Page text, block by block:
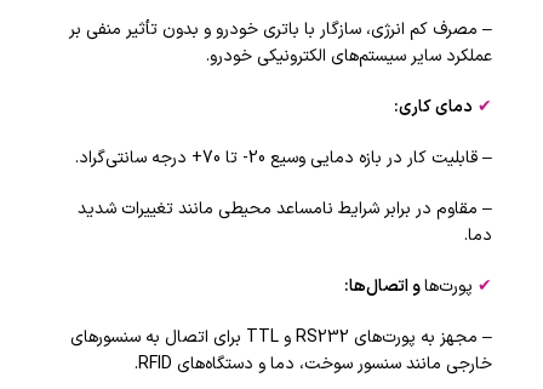
– مصرف کم انرژی، سازگار با باتری خودرو و بدون تأثیر منفی بر
عملکرد سایر سیستم‌های الکترونیکی خودرو.
✔ دمای کاری:
– قابلیت کار در بازه دمایی وسیع 20- تا 70+ درجه سانتی‌گراد.
– مقاوم در برابر شرایط نامساعد محیطی مانند تغییرات شدید
دما.
✔ پورت‌هاو اتصال‌ها:
– مجهز به پورت‌های RS232 و TTL برای اتصال به سنسورهای
خارجی مانند سنسور سوخت، دما و دستگاه‌های RFID.